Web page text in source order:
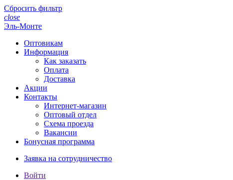
Сбросить фильтр
close
Эль-Монте
Оптовикам
Информация
Как заказать
Оплата
Доставка
Акции
Контакты
Интернет-магазин
Оптовый отдел
Схема проезда
Вакансии
Бонусная программа
Заявка на сотрудничество
Войти